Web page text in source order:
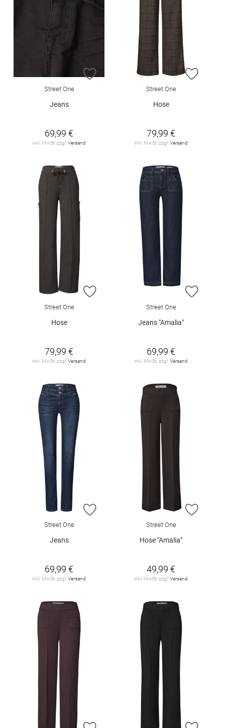
ZUR WUNSCHLISTE HINZUFÜGEN
Street One
Jeans
69,99 €
inkl. MwSt. zzgl. Versand
ZUR
Street One
Hose
79,99 €
inkl. MwSt. zzgl. Versand
ZUR WUNSCHLISTE HINZUFÜGEN
Street One
Hose
79,99 €
inkl. MwSt. zzgl. Versand
ZUR
Street One
Jeans "Amalia"
69,99 €
inkl. MwSt. zzgl. Versand
ZUR WUNSCHLISTE HINZUFÜGEN
Street One
Jeans
69,99 €
inkl. MwSt. zzgl.Versand
ZUR
Street One
Hose "Amalia"
49,99 €
inkl. MwSt. zzgl.Versand